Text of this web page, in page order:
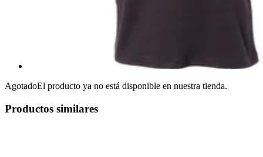
AgotadoEl producto ya no está disponible en nuestra tienda.
Productos similares